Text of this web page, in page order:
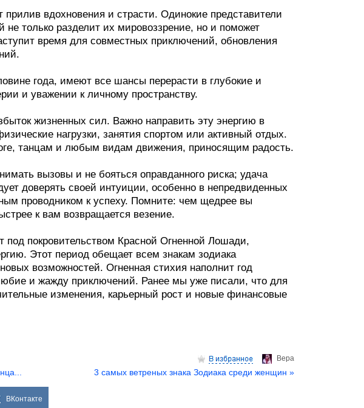
вдохновения и страсти. Одинокие представители
не только разделит их мировоззрение, но и поможет
время для совместных приключений, обновления
года, имеют все шансы перерасти в глубокие и
и уважении к личному пространству.
жизненных сил. Важно направить эту энергию в
нагрузки, занятия спортом или активный отдых.
танцам и любым видам движения, приносящим радость.
вызовы и не бояться оправданного риска; удача
доверять своей интуиции, особенно в непредвиденных
проводником к успеху. Помните: чем щедрее вы
к вам возвращается везение.
под покровительством Красной Огненной Лошади,
Этот период обещает всем знакам зодиака
возможностей. Огненная стихия наполнит год
и жажду приключений. Ранее мы уже писали, что для
изменения, карьерный рост и новые финансовые
Верa
3 самых ветреных знака Зодиака среди женщин »
ВКонтакте